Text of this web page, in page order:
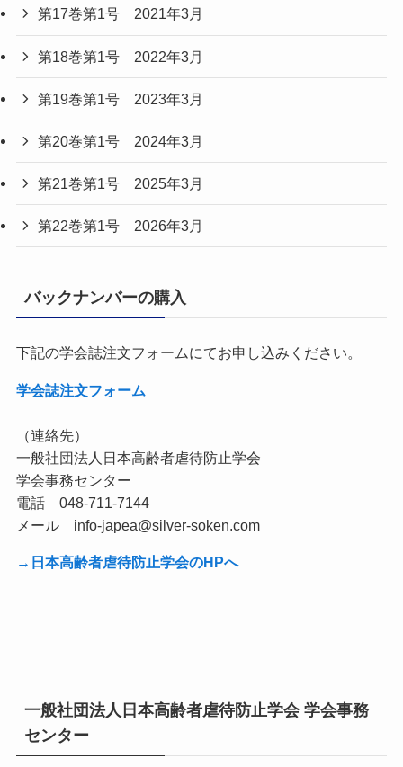
第17巻第1号 2021年3月
第18巻第1号 2022年3月
第19巻第1号 2023年3月
第20巻第1号 2024年3月
第21巻第1号 2025年3月
第22巻第1号 2026年3月
バックナンバーの購入
下記の学会誌注文フォームにてお申し込みください。
学会誌注文フォーム
（連絡先）
一般社団法人日本高齢者虐待防止学会
学会事務センター
電話 048-711-7144
メール info-japea@silver-soken.com
→日本高齢者虐待防止学会のHPへ
一般社団法人日本高齢者虐待防止学会 学会事務
センター